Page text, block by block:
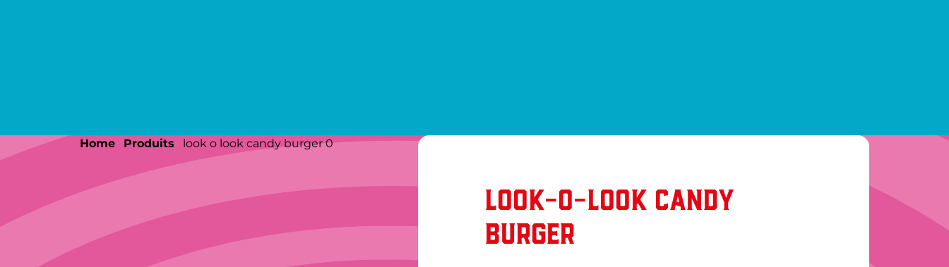
Home produits look o look candy burger 0
LOOK-O-LOOK CANDY
BURGER